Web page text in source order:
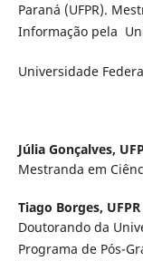
Paraná (UFPR).
Informação pela
Universidade
Júlia Gonçalves,
Mestranda em
Tiago Borges, UFPR
Doutorando da
Programa de Pós-